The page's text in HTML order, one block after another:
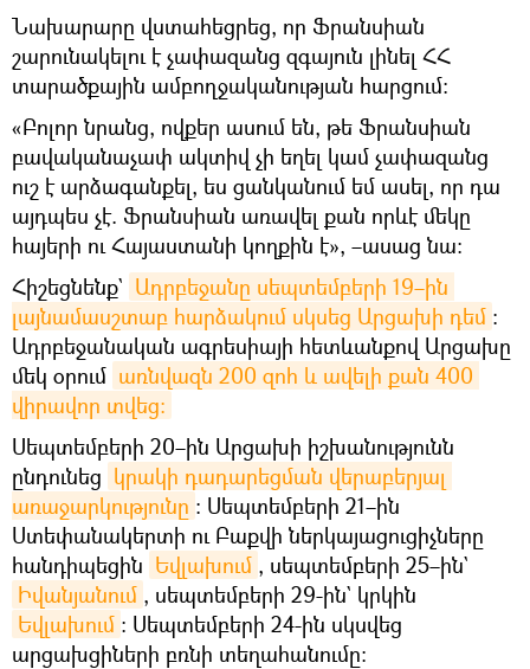
Նախարարը վստահեցրեց, որ Ֆրանսիան
շարունակելու է չափազանց զգայուն լինել ՀՀ
տարածքային ամբողջականության հարցում։
«Բոլոր նրանց, ովքեր ասում են, թե Ֆրանսիան
բավականաչափ ակտիվ չի եղել կամ չափազանց
ուշ է արձագանքել, ես ցանկանում եմ ասել, որ դա
այդպես չէ. Ֆրանսիան առավել քան որևէ մեկը
հայերի ու Հայաստանի կողքին է», –ասաց նա։
Հիշեցնենք` Ադրբեջանը սեպտեմբերի 19–ին
լայնամասշտաբ հարձակում սկսեց Արցախի դեմ ։
Ադրբեջանական ագրեսիայի հետևանքով Արցախը
մեկ օրում առնվազն 200 զոհ և ավելի քան 400
վիրավոր տվեց։
Սեպտեմբերի 20–ին Արցախի իշխանությունն
ընդունեց կրակի դադարեցման վերաբերյալ
առաջարկությունը : Սեպտեմբերի 21–ին
Ստեփանակերտի ու Բաքվի ներկայացուցիչները
հանդիպեցին Եվլախում , սեպտեմբերի 25–ին`
Իվանյանում , սեպտեմբերի 29-ին` կրկին
Եվլախում ։ Սեպտեմբերի 24-ին սկսվեց
արցախցիների բռնի տեղահանումը։